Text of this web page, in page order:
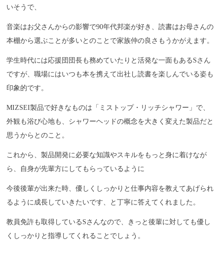
いそうで、
音楽はお父さんからの影響で90年代邦楽が好き、読書はお母さんの
本棚から選ぶことが多いとのことで家族仲の良さもうかがえます。
学生時代には応援団団長も務めていたりと活発な一面もあるSさん
ですが、職場にはいつも本を携えて出社し読書を楽しんでいる姿も
印象的です。
MIZSEI製品で好きなものは「ミストップ・リッチシャワー」で、
外観も浴び心地も、シャワーヘッドの概念を大きく変えた製品だと
思うからとのこと。
これから、製品開発に必要な知識やスキルをもっと身に着けなが
ら、自身が先輩方にしてもらっているように
今後後輩が出来た時、優しくしっかりと仕事内容を教えてあげられ
るように成長していきたいです、と丁寧に答えてくれました。
教員免許も取得しているSさんなので、きっと後輩に対しても優し
くしっかりと指導してくれることでしょう。